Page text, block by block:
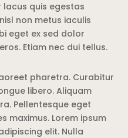
quis egestas
non metus iaculis
eget ex sed dolor
Etiam nec dui tellus.
pharetra. Curabitur
libero. Aliquam
Pellentesque eget
maximus. Lorem ipsum
elit. Nulla